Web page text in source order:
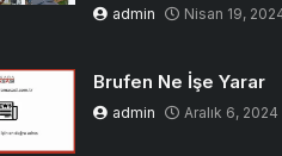
admin Nisan 19,
Brufen Ne İşe Yarar
admin Aralık 6, 2024